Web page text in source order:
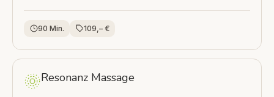
90 Min. 109,– €
Resonanz Massage